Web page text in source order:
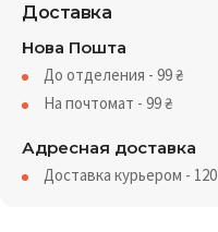
Доставка
Нова Пошта
До отделения - 99₴
На почтомат - 99₴
Адресная доставка
Доставка курьером - 120